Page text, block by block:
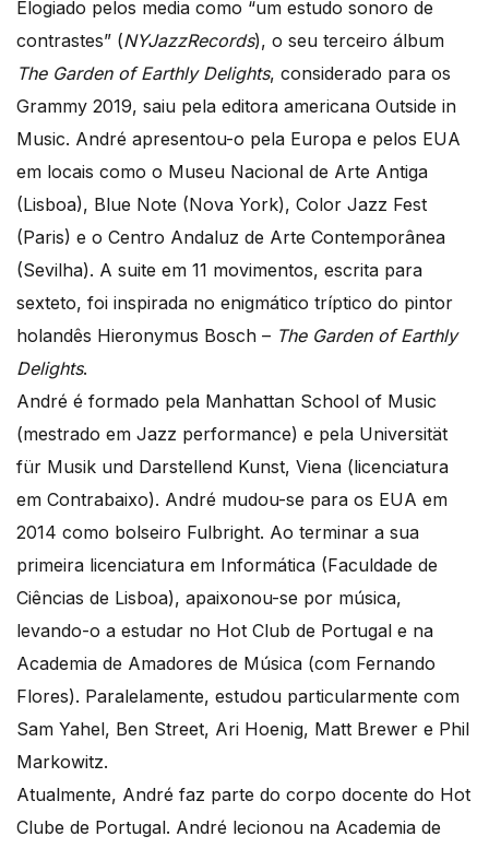
Elogiado pelos media como “um estudo sonoro de
contrastes” (NYJazzRecords), o seu terceiro álbum
The Garden of Earthly Delights, considerado para os
Grammy 2019, saiu pela editora americana Outside in
Music. André apresentou-o pela Europa e pelos EUA
em locais como o Museu Nacional de Arte Antiga
(Lisboa), Blue Note (Nova York), Color Jazz Fest
(Paris) e o Centro Andaluz de Arte Contemporânea
(Sevilha). A suite em 11 movimentos, escrita para
sexteto, foi inspirada no enigmático tríptico do pintor
holandês Hieronymus Bosch – The Garden of Earthly
Delights.
André é formado pela Manhattan School of Music
(mestrado em Jazz performance) e pela Universität
für Musik und Darstellend Kunst, Viena (licenciatura
em Contrabaixo). André mudou-se para os EUA em
2014 como bolseiro Fulbright. Ao terminar a sua
primeira licenciatura em Informática (Faculdade de
Ciências de Lisboa), apaixonou-se por música,
levando-o a estudar no Hot Club de Portugal e na
Academia de Amadores de Música (com Fernando
Flores). Paralelamente, estudou particularmente com
Sam Yahel, Ben Street, Ari Hoenig, Matt Brewer e Phil
Markowitz.
Atualmente, André faz parte do corpo docente do Hot
Clube de Portugal. André lecionou na Academia de